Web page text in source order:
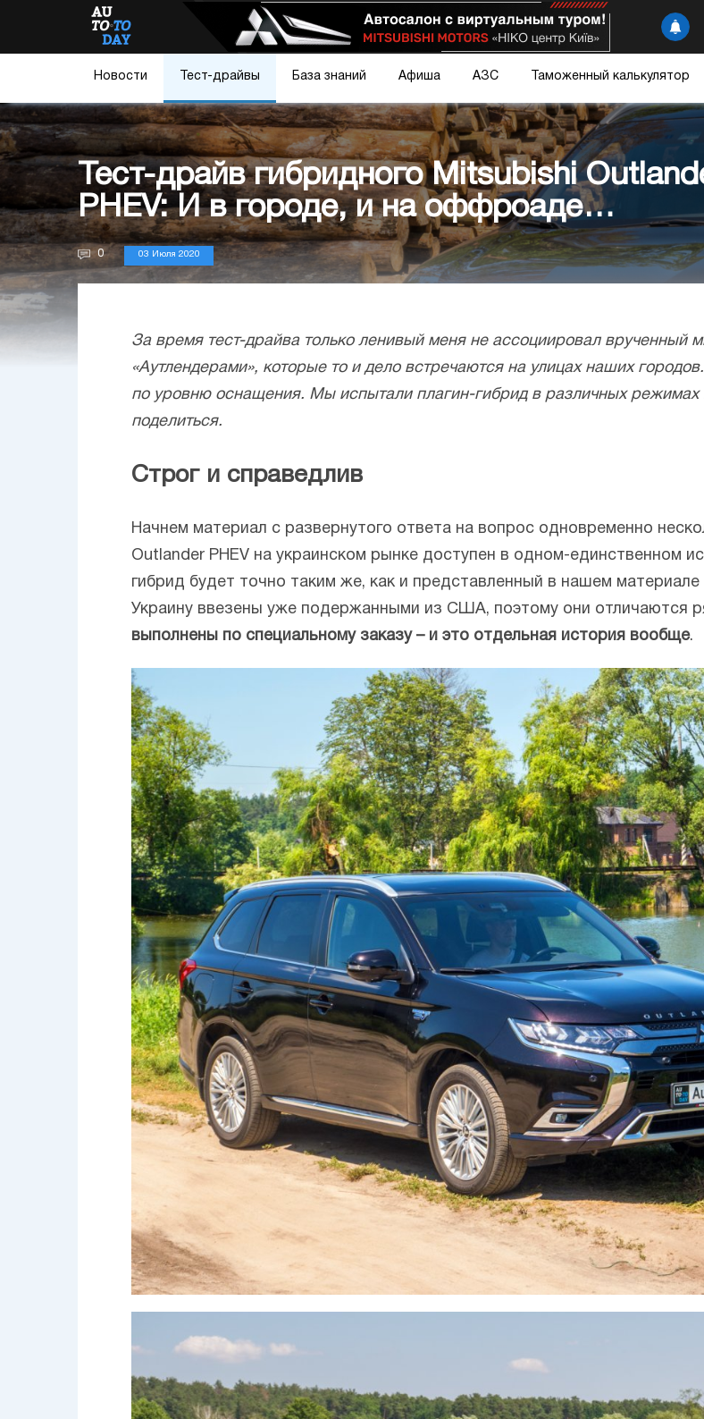
Новости Тест-драйвы База знаний Афиша АЗС Таможенный калькулятор
Тест-драйв гибридного Mitsubishi
PHEV: И в городе, и на оффроаде…
0 03 Июля 2020
За время тест-драйва только ленивый меня не ассоциировал врученный
«Аутлендерами», которые то и дело встречаются на улицах наших
по уровню оснащения. Мы испытали плагин-гибрид в различных
поделиться.
Строг и справедлив
Начнем материал с развернутого ответа на вопрос одновременно
Outlander PHEV на украинском рынке доступен в одном-единственном
гибрид будет точно таким же, как и представленный в нашем
Украину ввезены уже подержанными из США, поэтому они отличаются
выполнены по специальному заказу – и это отдельная история вообще.